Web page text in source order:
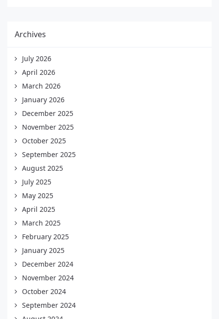
Archives
July 2026
April 2026
March 2026
January 2026
December 2025
November 2025
October 2025
September 2025
August 2025
July 2025
May 2025
April 2025
March 2025
February 2025
January 2025
December 2024
November 2024
October 2024
September 2024